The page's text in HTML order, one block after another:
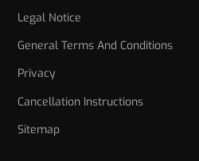
Legal Notice
General Terms And Conditions
Privacy
Cancellation Instructions
Sitemap